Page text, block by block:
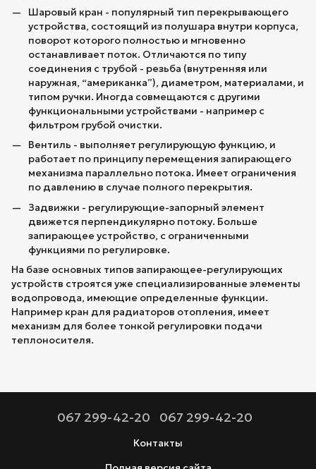
Шаровый кран - популярный тип перекрывающего
устройства, состоящий из полушара внутри корпуса,
поворот которого полностью и мгновенно
останавливает поток. Отличаются по типу
соединения с трубой - резьба (внутренняя или
наружная, “американка”), диаметром, материалами, и
типом ручки. Иногда совмещаются с другими
функциональными устройствами - например с
фильтром грубой очистки.
Вентиль - выполняет регулирующую функцию, и
работает по принципу перемещения запирающего
механизма параллельно потока. Имеет ограничения
по давлению в случае полного перекрытия.
Задвижки - регулирующие-запорный элемент
движется перпендикулярно потоку. Больше
запирающее устройство, с ограниченными
функциями по регулировке.
На базе основных типов запирающее-регулирующих
устройств строятся уже специализированные элементы
водопровода, имеющие определенные функции.
Например кран для радиаторов отопления, имеет
механизм для более тонкой регулировки подачи
теплоносителя.
067 299-42-20 067 299-42-20
Контакты